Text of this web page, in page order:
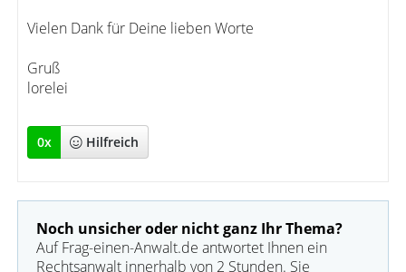
Vielen Dank für Deine lieben Worte
Gruß
lorelei
0x Hilfreich
Noch unsicher oder nicht ganz Ihr Thema?
Auf Frag-einen-Anwalt.de antwortet Ihnen ein
Rechtsanwalt innerhalb von 2 Stunden. Sie